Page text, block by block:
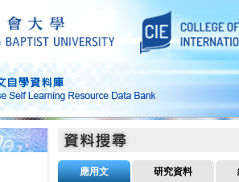
應用文 研究資料